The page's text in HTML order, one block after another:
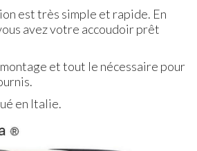
est très simple et rapide. En
avez votre accoudoir prêt
et tout le nécessaire pour
en Italie.